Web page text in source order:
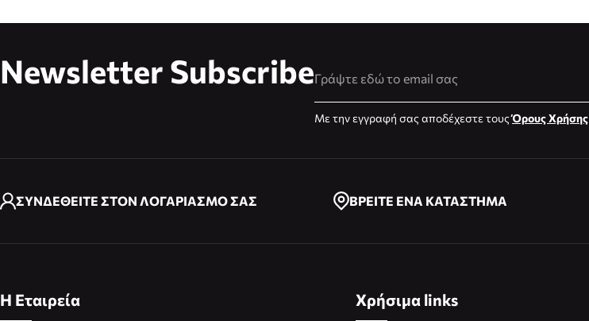
Newsletter Subscribe
Με την εγγραφή σας αποδέχεστε τουςΌρους Χρήσης
ΣΥΝΔΕΘΕΙΤΕ ΣΤΟΝ ΛΟΓΑΡΙΑΣΜΟ ΣΑΣ ΒΡΕΙΤΕ ΕΝΑ ΚΑΤΑΣΤΗΜΑ
Η Εταιρεία Χρήσιμα links